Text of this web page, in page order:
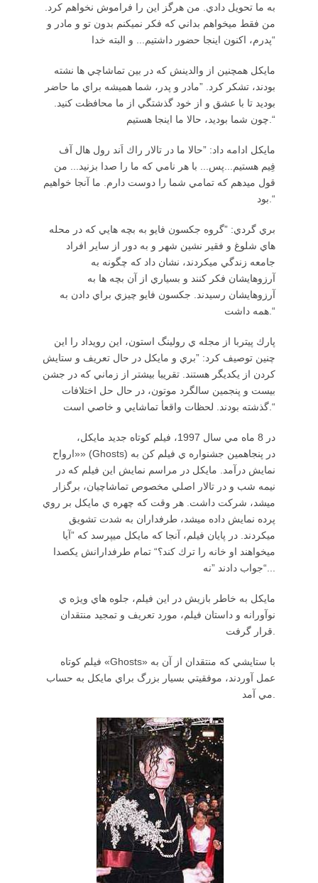
به ما تحويل دادي. من هرگز اين را فراموش نخواهم كرد.
من فقط ميخواهم بداني كه فكر نميكنم بدون تو و مادر و
پدرم، اكنون اينجا حضور داشتيم... و البته خدا“
مايكل همچنين از والدينش كه در بين تماشاچي ها نشته
بودند، تشكر كرد. ”مادر و پدر، شما هميشه براي ما حاضر
بوديد تا با عشق و از خود گذشتگي از ما محافظت كنيد.
چون شما بوديد، حالا ما اينجا هستيم.“
مايكل ادامه داد: ”حالا ما در تالار راك اَند رول هال آف
فِيم هستيم...پس... با هر نامي كه ما را صدا بزنيد... من
قول ميدهم كه تمامي شما را دوست دارم. ما آنجا خواهيم
بود.“
بري گردي: ”گروه جكسون فايو به بچه هايي كه در محله
هاي شلوغ و فقير نشين شهر و به دور از ساير افراد
جامعه زندگي ميكردند، نشان داد كه چگونه به
آرزوهايشان فكر كنند و بسياري از آن بچه ها به
آرزوهايشان رسيدند. جكسون فايو چيزي براي دادن به
همه داشت.“
پارك پيتربا از مجله ي رولينگ استون، اين رويداد را اين
چنين توصيف كرد: ”بري و مايكل در حال تعريف و ستايش
كردن از يكديگر هستند. تقريبا بيشتر از زماني كه در جشن
بيست و پنجمين سالگرد موتون، در حال حل اختلافات
گذشته بودند. لحظات واقعأ تماشايي و خاصي است.“
در 8 ماه مي سال 1997، فيلم كوتاه جديد مايكل،
«ارواح» (Ghosts) در پنجاهمين جشنواره ي فيلم كن به
نمايش درآمد. مايكل در مراسم نمايش اين فيلم كه در
نيمه شب و در تالار اصلي مخصوص تماشاچيان، برگزار
ميشد، شركت داشت. هر وقت كه چهره ي مايكل بر روي
پرده نمايش داده ميشد، طرفداران به شدت تشويق
ميكردند. در پايان فيلم، آنجا كه مايكل ميپرسد كه ”آيا
ميخواهند او خانه را ترك كند؟“ تمام طرفدارانش يكصدا
جواب دادند ”نه“...
مايكل به خاطر بازيش در اين فيلم، جلوه هاي ويژه ي
نوآورانه و داستان فيلم، مورد تعريف و تمجيد منتقدان
قرار گرفت.
فيلم كوتاه «Ghosts» با ستايشي كه منتقدان از آن به
عمل آوردند، موفقيتي بسيار بزرگ براي مايكل به حساب
مي آمد.